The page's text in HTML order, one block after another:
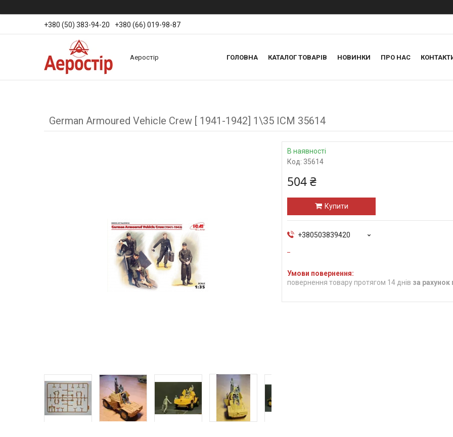
+380 (50) 383-94-20 +380 (66) 019-98-87
Аеростір ГОЛОВНА КАТАЛОГ ТОВАРІВ НОВИНКИ ПРО НАС
German Armoured Vehicle Crew [ 1941-1942] 1\35 ICM 35614
В наявності
Код: 35614
504 ₴
Купити
+380503839420
повернення товару протягом 14 днів за рахунок